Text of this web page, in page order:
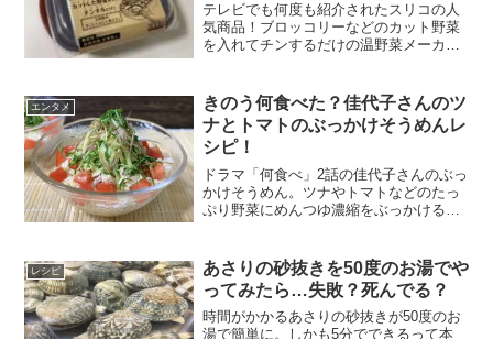
テレビでも何度も紹介されたスリコの人
気商品！ブロッコリーなどのカット野菜
を入れてチンするだけの温野菜メーカ
温野菜ができちゃうすぐれもの。栄養を
逃がさずふっくら美味しく上...
エンタメ
きのう何食べた？佳代子さんのツ
ナとトマトのぶっかけそうめんレ
シピ！
ドラマ「何食べ」2話の佳代子さんのぶっ
かけそうめん。ツナやトマトなどのたっ
ぷり野菜にめんつゆ濃縮をぶっかけるだ
っぱりでとっても食べやすい。食欲がな
いときもツルッといける...
レシピ
あさりの砂抜きを50度のお湯でや
ってみたら…失敗？死んでる？
時間がかかるあさりの砂抜きが50度のお
湯で簡単に。しかも5分でできるって本